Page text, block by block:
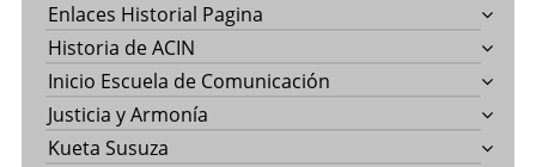
Enlaces Historial Pagina
Historia de ACIN
Inicio Escuela de Comunicación
Justicia y Armonía
Kueta Susuza